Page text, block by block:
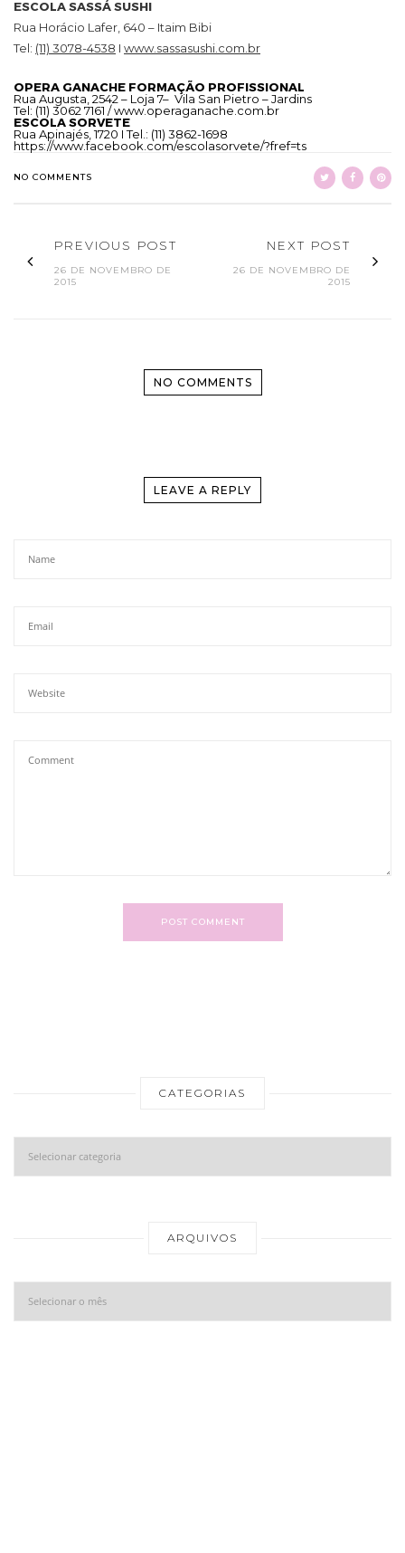
ESCOLA SASSÁ SUSHI
Rua Horácio Lafer, 640 – Itaim Bibi
Tel: (11) 3078-4538 I www.sassasushi.com.br
OPERA GANACHE FORMAÇÃO PROFISSIONAL
Rua Augusta, 2542 – Loja 7– Vila San Pietro – Jardins
Tel: (11) 3062 7161 /www.operaganache.com.br
ESCOLA SORVETE
Rua Apinajés, 1720 I Tel.: (11) 3862-1698
https://www.facebook.com/escolasorvete/?fref=ts
NO COMMENTS
PREVIOUS POST
26 DE NOVEMBRO DE
2015
NEXT POST
26 DE NOVEMBRO DE
2015
NO COMMENTS
LEAVE A REPLY
POST COMMENT
CATEGORIAS
Categorias
ARQUIVOS